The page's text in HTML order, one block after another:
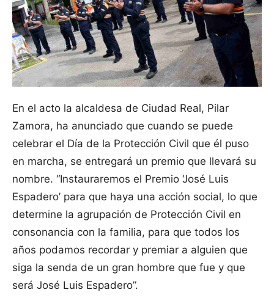
En el acto la alcaldesa de Ciudad Real, Pilar
Zamora, ha anunciado que cuando se puede
celebrar el Día de la Protección Civil que él puso
en marcha, se entregará un premio que llevará su
nombre. “Instauraremos el Premio ‘José Luis
Espadero’ para que haya una acción social, lo que
determine la agrupación de Protección Civil en
consonancia con la familia, para que todos los
años podamos recordar y premiar a alguien que
siga la senda de un gran hombre que fue y que
será José Luis Espadero”.